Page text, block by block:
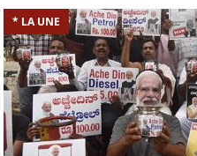
* LA UNE